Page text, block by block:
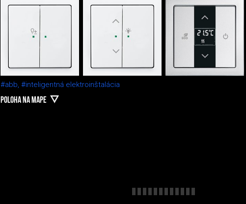
#abb, #inteligentná elektroinštalácia
POLOHA NA MAPE